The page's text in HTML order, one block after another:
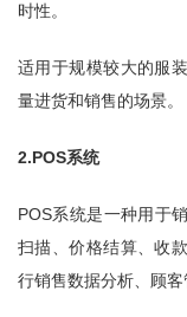
时性。
适用于规模较大的服
量进货和销售的场景。
2.POS系统
POS系统是一种用于
扫描、价格结算、收
行销售数据分析、顾客